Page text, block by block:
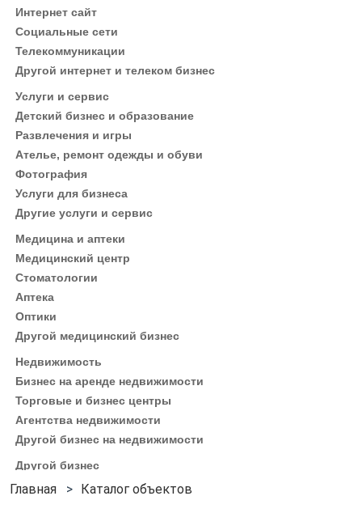
Интернет сайт
Социальные сети
Телекоммуникации
Другой интернет и телеком бизнес
Услуги и сервис
Детский бизнес и образование
Развлечения и игры
Ателье, ремонт одежды и обуви
Фотография
Услуги для бизнеса
Другие услуги и сервис
Медицина и аптеки
Медицинский центр
Стоматологии
Аптека
Оптики
Другой медицинский бизнес
Недвижимость
Бизнес на аренде недвижимости
Торговые и бизнес центры
Агентства недвижимости
Другой бизнес на недвижимости
Другой бизнес
Каталог объектов